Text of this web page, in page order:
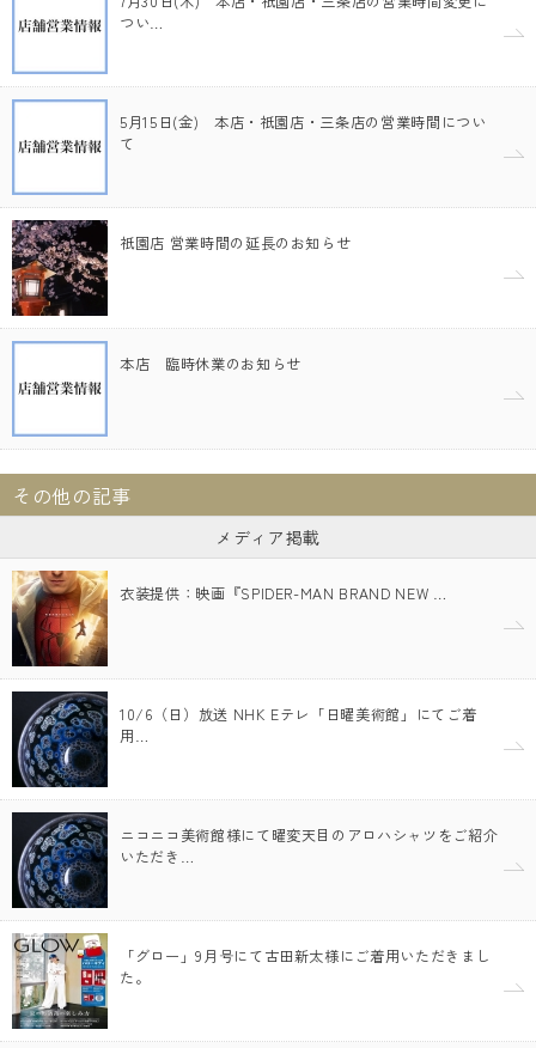
つい…
5月15日(金) 本店・祇園店・三条店の営業時間につい
て
祇園店 営業時間の延長のお知らせ
本店 臨時休業のお知らせ
その他の記事
メディア掲載
衣装提供：映画『SPIDER-MAN BRAND NEW …
10/6（日）放送 NHK Eテレ「日曜美術館」にてご着
用…
ニコニコ美術館様にて曜変天目のアロハシャツをご紹介
いただき…
「グロー」9月号にて古田新太様にご着用いただきまし
た。